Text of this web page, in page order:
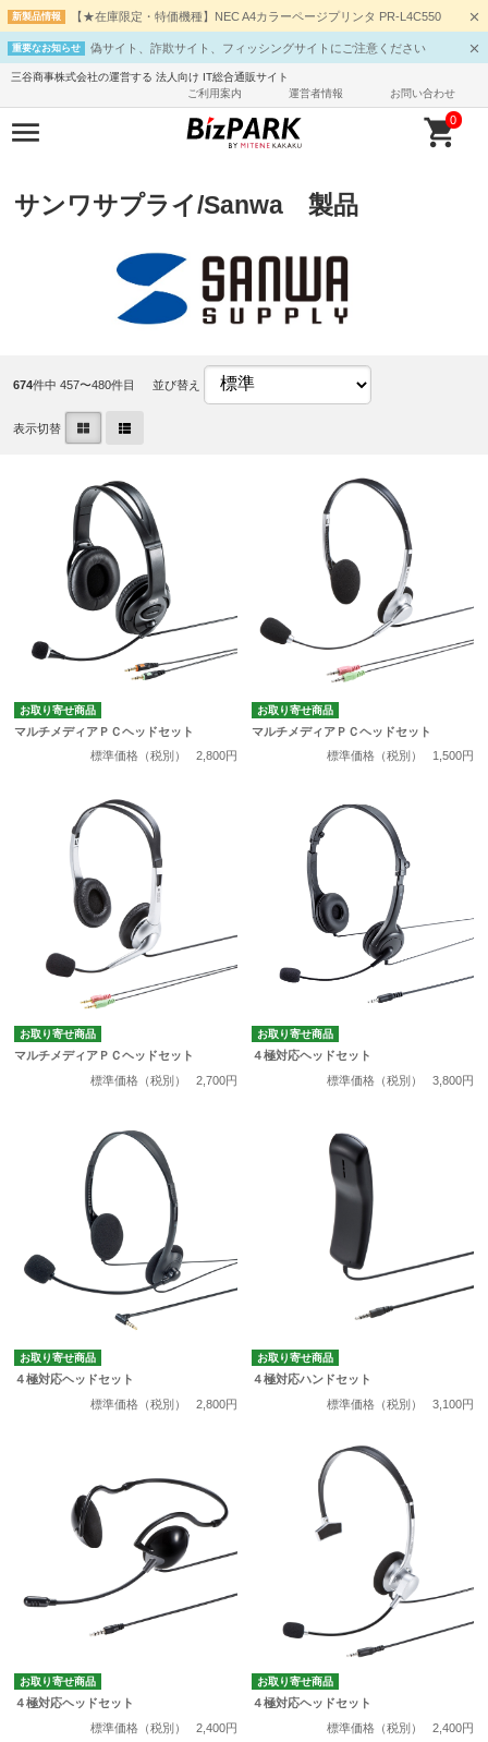
新製品情報 【★在庫限定・特価機種】NEC A4カラーページプリンタ PR-L4C550
重要なお知らせ 偽サイト、詐欺サイト、フィッシングサイトにご注意ください
三谷商事株式会社の運営する 法人向け IT総合通販サイト
ご利用案内
運営者情報 お問い合わせ
0
サンワサプライ/Sanwa 製品
674件中 457〜480件目 並び替え
表示切替
お取り寄せ商品
マルチメディアＰＣヘッドセット
標準価格（税別）
2,800円
お取り寄せ商品
マルチメディアＰＣヘッドセット
標準価格（税別）
1,500円
お取り寄せ商品
マルチメディアＰＣヘッドセット
標準価格（税別）
2,700円
お取り寄せ商品
４極対応ヘッドセット
標準価格（税別）
3,800円
お取り寄せ商品
４極対応ヘッドセット
標準価格（税別）
2,800円
お取り寄せ商品
４極対応ハンドセット
標準価格（税別）
3,100円
お取り寄せ商品
４極対応ヘッドセット
標準価格（税別）
2,400円
お取り寄せ商品
４極対応ヘッドセット
標準価格（税別）
2,400円